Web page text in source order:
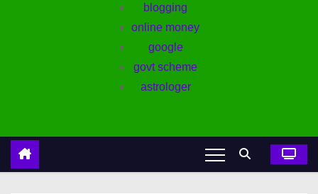
blogging
online money
google
govt scheme
astrologer